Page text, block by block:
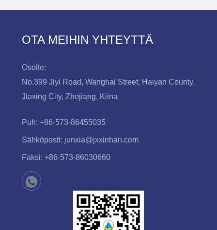
OTA MEIHIN YHTEYTTÄ
Osoite:
No.399 Jiyi Road, Wanghai Street, Haiyan County,
Jiaxing City, Zhejiang, Kiina
Puh: +86-573-86455035
Sähköposti: junxia@jxxinhan.com
Faksi: +86-573-86030660